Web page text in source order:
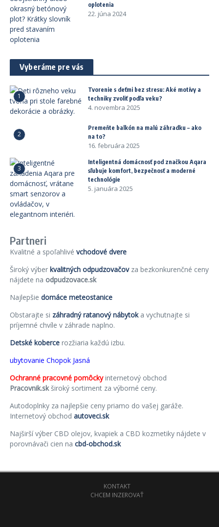
oplotenia
22. júna 2024
Vyberáme pre vás
1
Tvorenie s deťmi bez stresu: Aké motívy a
techniky zvoliť podľa veku?
4. novembra 2025
2
Premeňte balkón na malú záhradku – ako
na to?
16. februára 2025
3
Inteligentná domácnosť pod značkou Aqara
sľubuje komfort, bezpečnosť a moderné
technológie
5. januára 2025
Partneri
Kvalitné a spoľahlivé vchodové dvere
Široký výber kvalitných odpudzovačovza bezkonkurenčné ceny
nájdete na odpudzovace.sk
Najlepšie domáce meteostanice
Obstarajte si záhradný ratanový nábytoka vychutnajte si
príjemné chvíle v záhrade naplno.
Detské koberce rozžiaria každú izbu.
ubytovanie Chopok Jasná
Ochranné pracovné pomôckyinternetový obchod
Pracovnik.skširoký sortiment za výborné ceny.
Autodoplnky za najlepšie ceny priamo do vašej garáže.
Internetový obchod autoveci.sk
Najširší výber CBD olejov, kvapiek a CBD kozmetiky nájdete v
porovnávači cien na cbd-obchod.sk
KONTAKT
CHCEM INZEROVAŤ